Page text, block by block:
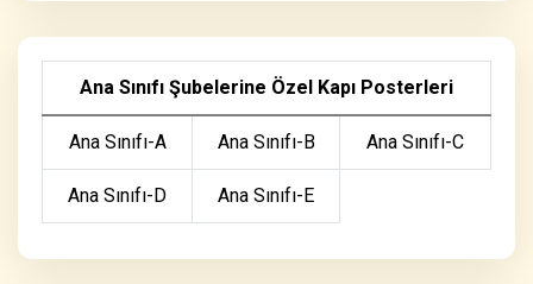
Ana Sınıfı Şubelerine Özel Kapı Posterleri
Ana Sınıfı-A Ana Sınıfı-B Ana Sınıfı-C
Ana Sınıfı-D Ana Sınıfı-E